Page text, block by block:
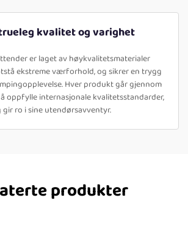
kvalitet og varighet
er laget av høykvalitetsmaterialer
ekstreme værforhold, og sikrer en trygg
Hver produkt går gjennom
oppfylle internasjonale kvalitetsstandarder,
gir ro i sine utendørsavventyr.
produkter